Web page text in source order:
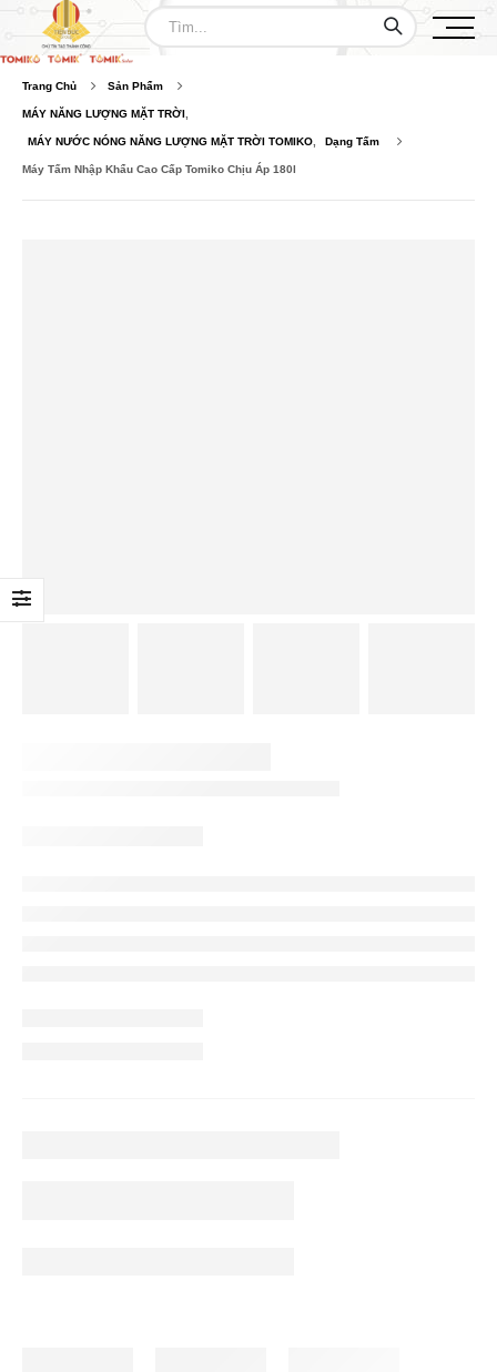
Trang Chủ Sản Phẩm
MÁY NĂNG LƯỢNG MẶT TRỜI
MÁY NƯỚC NÓNG NĂNG LƯỢNG MẶT TRỜI TOMIKO Dạng Tấm
Máy Tấm Nhập Khẩu Cao Cấp Tomiko Chịu Áp 180l